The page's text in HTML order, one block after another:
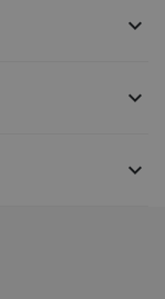


